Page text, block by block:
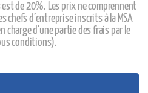
de 20%. Les prix ne comprennent
chefs d’entreprise inscrits à la MSA
charge d'une partie des frais par le
conditions).